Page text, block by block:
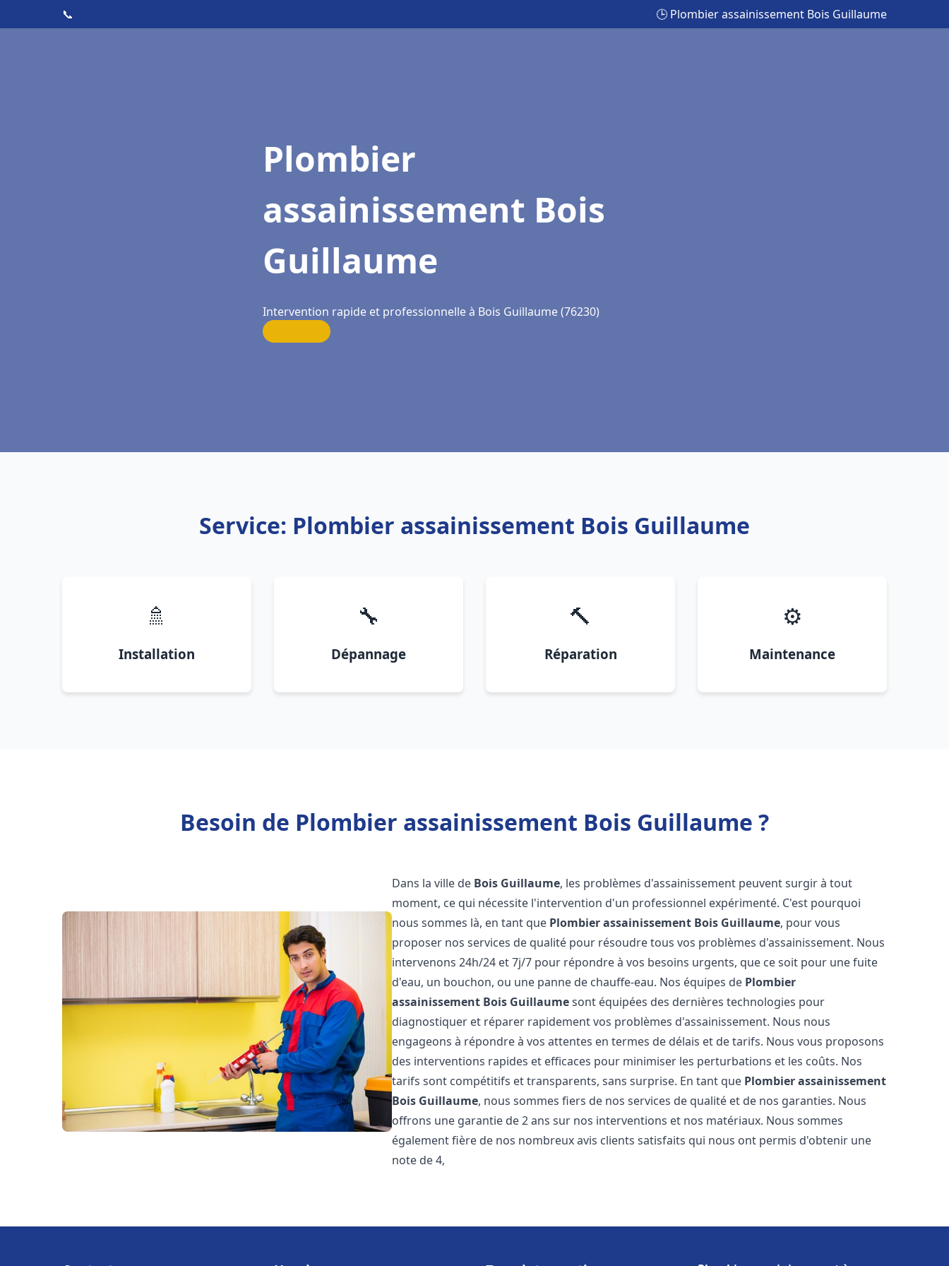
📞 🕒 Plombier assainissement Bois Guillaume
Plombier
assainissement Bois
Guillaume
Intervention rapide et professionnelle à Bois Guillaume (76230)
Service: Plombier assainissement Bois Guillaume
🚿
Installation
🔧
Dépannage
🔨
Réparation
⚙️
Maintenance
Besoin de Plombier assainissement Bois Guillaume ?
Dans la ville de Bois Guillaume, les problèmes d'assainissement peuvent surgir à tout
moment, ce qui nécessite l'intervention d'un professionnel expérimenté. C'est pourquoi
nous sommes là, en tant que Plombier assainissement Bois Guillaume, pour vous
proposer nos services de qualité pour résoudre tous vos problèmes d'assainissement. Nous
intervenons 24h/24 et 7j/7 pour répondre à vos besoins urgents, que ce soit pour une fuite
d'eau, un bouchon, ou une panne de chauffe-eau. Nos équipes de Plombier
assainissement Bois Guillaumesont équipées des dernières technologies pour
diagnostiquer et réparer rapidement vos problèmes d'assainissement. Nous nous
engageons à répondre à vos attentes en termes de délais et de tarifs. Nous vous proposons
des interventions rapides et efficaces pour minimiser les perturbations et les coûts. Nos
tarifs sont compétitifs et transparents, sans surprise. En tant que Plombier assainissement
Bois Guillaume, nous sommes fiers de nos services de qualité et de nos garanties. Nous
offrons une garantie de 2 ans sur nos interventions et nos matériaux. Nous sommes
également fière de nos nombreux avis clients satisfaits qui nous ont permis d'obtenir une
note de 4,